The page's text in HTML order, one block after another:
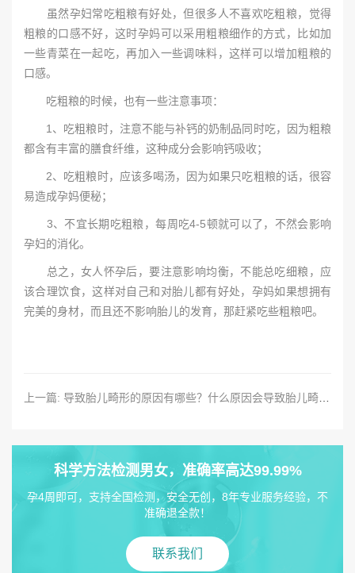
虽然孕妇常吃粗粮有好处，但很多人不喜欢吃粗粮，觉得
粗粮的口感不好，这时孕妈可以采用粗粮细作的方式，比如加
一些青菜在一起吃，再加入一些调味料，这样可以增加粗粮的
口感。
吃粗粮的时候，也有一些注意事项：
1、吃粗粮时，注意不能与补钙的奶制品同时吃，因为粗粮
都含有丰富的膳食纤维，这种成分会影响钙吸收；
2、吃粗粮时，应该多喝汤，因为如果只吃粗粮的话，很容
易造成孕妈便秘；
3、不宜长期吃粗粮，每周吃4-5顿就可以了，不然会影响
孕妇的消化。
总之，女人怀孕后，要注意影响均衡，不能总吃细粮，应
该合理饮食，这样对自己和对胎儿都有好处，孕妈如果想拥有
完美的身材，而且还不影响胎儿的发育，那赶紧吃些粗粮吧。
上一篇: 导致胎儿畸形的原因有哪些？什么原因会导致胎儿畸形?
科学方法检测男女，准确率高达99.99%
孕4周即可，支持全国检测，安全无创，8年专业服务经验，不
准确退全款！
联系我们